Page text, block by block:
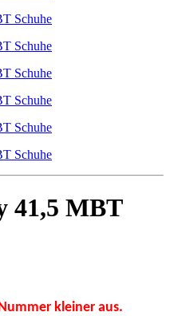
41,5 MBT
kleiner aus.